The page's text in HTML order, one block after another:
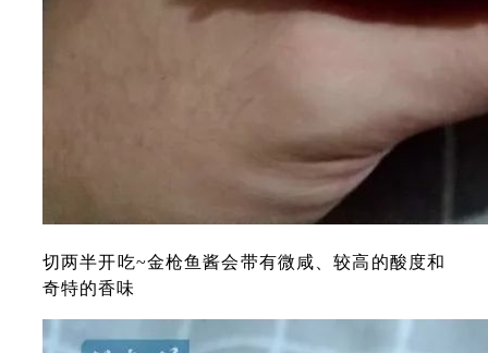
切两半开吃~金枪鱼酱会带有微咸、较高的酸度和
奇特的香味